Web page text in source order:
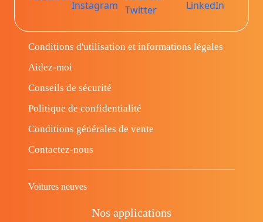
Conditions d'utilisation et informations légales
Aidez-moi
Conseils de sécurité
Politique de confidentialité
Conditions générales de vente
Contactez-nous
Voitures neuves
Nos applications